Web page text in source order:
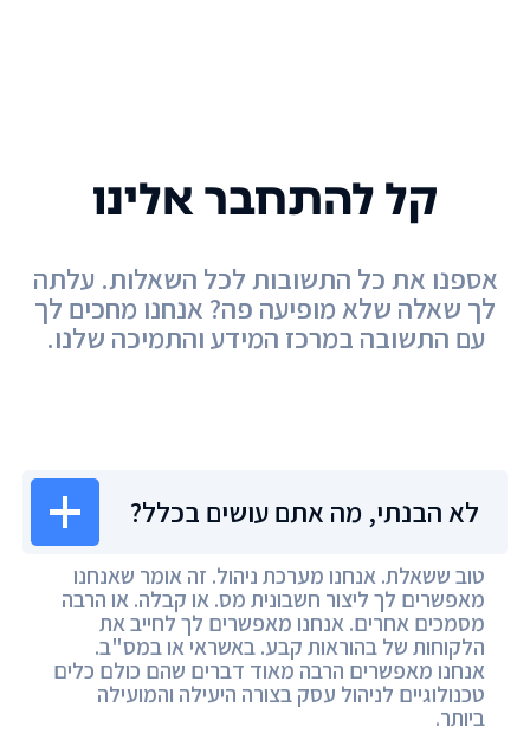
לא הבנתי, מה אתם עושים בכלל?
טוב ששאלת. אנחנו מערכת ניהול. זה אומר שאנחנו
מאפשרים לך ליצור חשבונית מס. או קבלה. או הרבה
מסמכים אחרים. אנחנו מאפשרים לך לחייב את
הלקוחות של בהוראות קבע. באשראי או במס"ב.
אנחנו מאפשרים הרבה מאוד דברים שהם כולם כלים
טכנולוגיים לניהול עסק בצורה היעילה והמועילה
ביותר.
קל להתחבר אלינו
אספנו את כל התשובות לכל השאלות. עלתה
לך שאלה שלא מופיעה פה? אנחנו מחכים לך
עם התשובה במרכז המידע והתמיכה שלנו.